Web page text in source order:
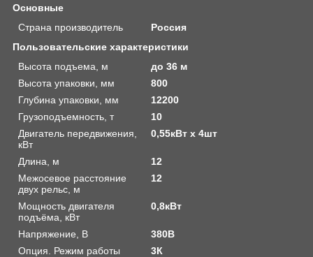
Основные
Страна производитель
Россия
Пользовательские характеристики
Высота подъема, м
до 36 м
Высота упаковки, мм
800
Глубина упаковки, мм
12200
Грузоподъемность, т
10
Двигатель передвижения,
кВт
0,55кВт х 4шт
Длина, м
12
Межосевое расстояние
двух рельс, м
12
Мощность двигателя
подъёма, кВт
0,8кВт
Напряжение, В
380В
Опция. Режим работы
3К